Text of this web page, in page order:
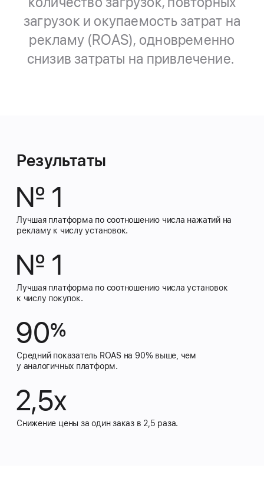
загрузок и окупаемость затрат на
рекламу (ROAS), одновременно
снизив затраты на привлечение.
Результаты
№ 1
Лучшая платформа по соотношению числа нажатий на
рекламу к числу установок.
№ 1
Лучшая платформа по соотношению числа установок
к числу покупок.
90%
Средний показатель ROAS на 90% выше, чем
у аналогичных платформ.
2,5x
Снижение цены за один заказ в 2,5 раза.